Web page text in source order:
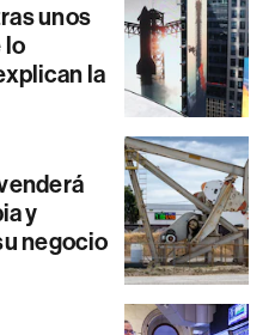
unos
lo
la
y
negocio